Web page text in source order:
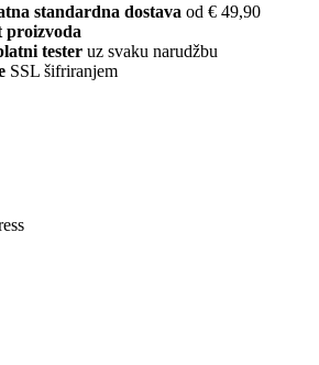
standardna dostava od € 49,90
proizvoda
tester uz svaku narudžbu
SSL šifriranjem